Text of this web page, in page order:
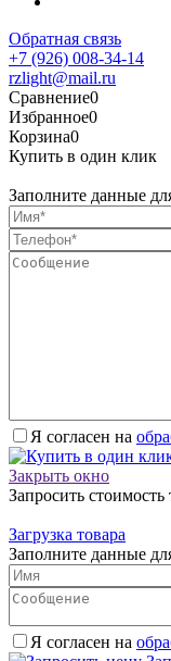
Обратная связь
+7 (926) 008-34-14
rzlight@mail.ru
Сравнение0
Избранное0
Корзина0
Купить в один клик
Заполните данные
Я согласен на
Закрыть окно
Запросить стоимость
Загрузка товара
Заполните данные
Я согласен на